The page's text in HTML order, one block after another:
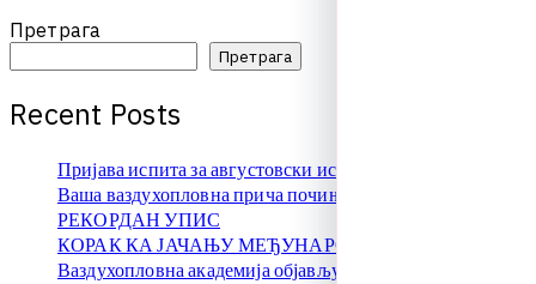
Претрага
Претрага
Recent Posts
Пријава испита за августовски испитни рок
Ваша ваздухопловна прича почиње овде!
РЕКОРДАН УПИС
КОРАК КА ЈАЧАЊУ МЕЂУНАРОДНЕ САРАДЊЕ
Ваздухопловна академија објављује упис на � …